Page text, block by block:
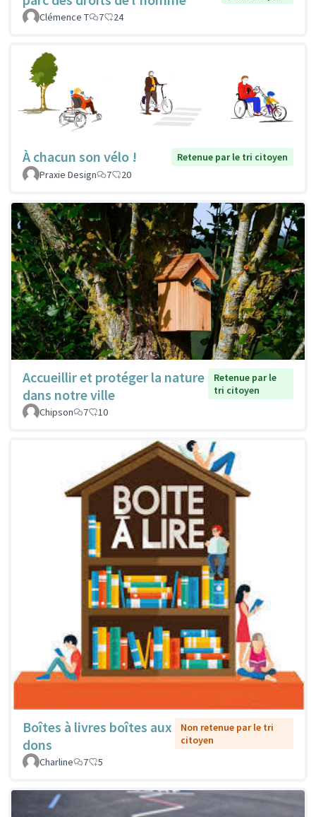
Clémence T
7 24
À chacun son vélo !
Retenue par le tri citoyen
Praxie Design
7 20
Accueillir et protéger la nature
dans notre ville
Retenue par le
tri citoyen
Chipson
7 10
Boîtes à livres boîtes aux
dons
Non retenue par le tri
citoyen
Charline
7 5